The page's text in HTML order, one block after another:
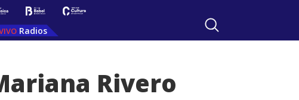
Radios
Rivero